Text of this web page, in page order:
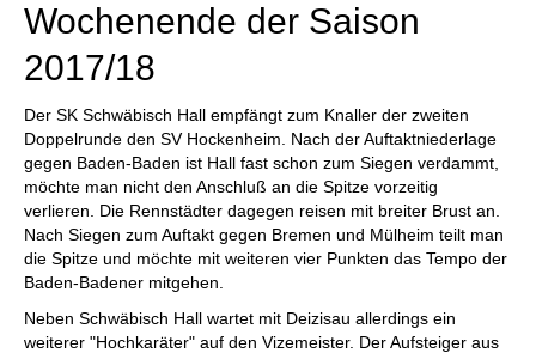
Wochenende der Saison
2017/18
Der SK Schwäbisch Hall empfängt zum Knaller der zweiten
Doppelrunde den SV Hockenheim. Nach der Auftaktniederlage
gegen Baden-Baden ist Hall fast schon zum Siegen verdammt,
möchte man nicht den Anschluß an die Spitze vorzeitig
verlieren. Die Rennstädter dagegen reisen mit breiter Brust an.
Nach Siegen zum Auftakt gegen Bremen und Mülheim teilt man
die Spitze und möchte mit weiteren vier Punkten das Tempo der
Baden-Badener mitgehen.
Neben Schwäbisch Hall wartet mit Deizisau allerdings ein
weiterer "Hochkaräter" auf den Vizemeister. Der Aufsteiger aus